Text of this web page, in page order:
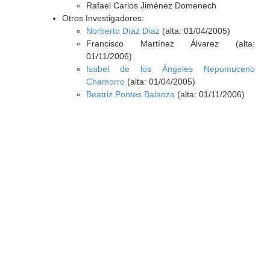
Rafael Carlos Jiménez Domenech
Otros Investigadores:
Norberto Díaz Díaz(alta: 01/04/2005)
Francisco Martínez Álvarez (alta:
01/11/2006)
Isabel de los Ángeles Nepomuceno
Chamorro(alta: 01/04/2005)
Beatriz Pontes Balanza (alta: 01/11/2006)